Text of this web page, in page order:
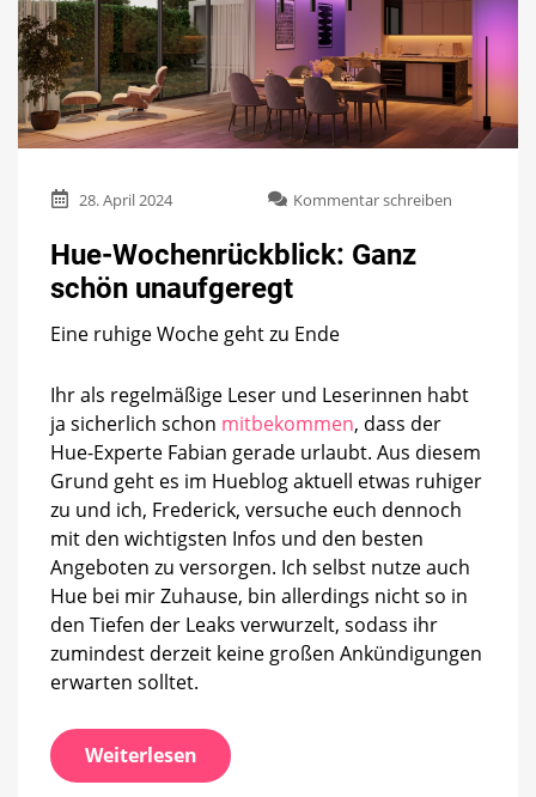
28. April 2024 Kommentar schreiben
Hue-Wochenrückblick: Ganz
schön unaufgeregt
Eine ruhige Woche geht zu Ende
Ihr als regelmäßige Leser und Leserinnen habt
ja sicherlich schon mitbekommen, dass der
Hue-Experte Fabian gerade urlaubt. Aus diesem
Grund geht es im Hueblog aktuell etwas ruhiger
zu und ich, Frederick, versuche euch dennoch
mit den wichtigsten Infos und den besten
Angeboten zu versorgen. Ich selbst nutze auch
Hue bei mir Zuhause, bin allerdings nicht so in
den Tiefen der Leaks verwurzelt, sodass ihr
zumindest derzeit keine großen Ankündigungen
erwarten solltet.
Weiterlesen